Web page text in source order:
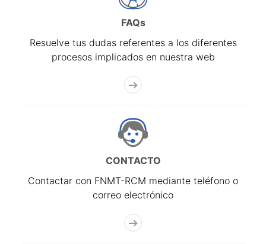
FAQs
Resuelve tus dudas referentes a los diferentes
procesos implicados en nuestra web
CONTACTO
Contactar con FNMT-RCM mediante teléfono o
correo electrónico